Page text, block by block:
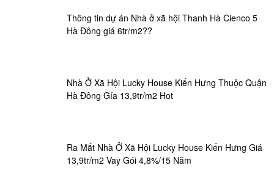
Thông tin dự án Nhà ở xã hội Thanh Hà Cienco 5
Hà Đông giá 6tr/m2??
Nhà Ở Xã Hội Lucky House Kiến Hưng Thuộc Quận
Hà Đông Gía 13,9tr/m2 Hot
Ra Mắt Nhà Ở Xã Hội Lucky House Kiến Hưng Giá
13,9tr/m2 Vay Gói 4,8%/15 Năm